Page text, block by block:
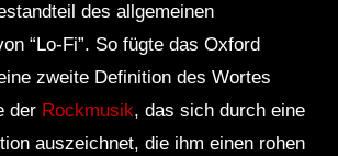
des allgemeinen
“Lo-Fi”. So fügte das Oxford
zweite Definition des Wortes
der Rockmusik, das sich durch eine
auszeichnet, die ihm einen rohen